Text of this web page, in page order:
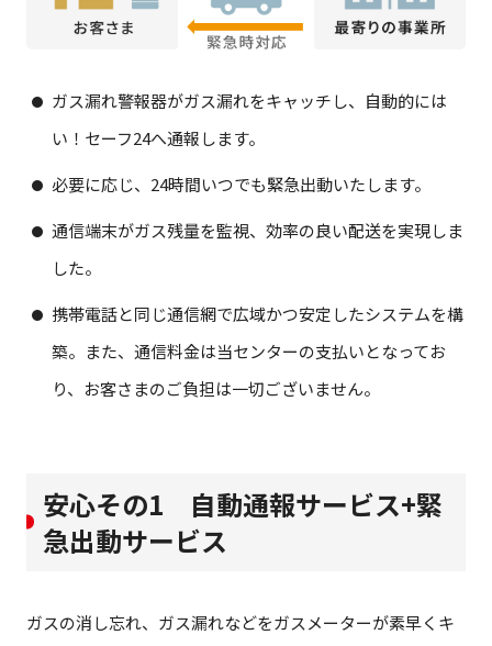
ガス漏れ警報器がガス漏れをキャッチし、自動的には
い！セーフ24へ通報します。
必要に応じ、24時間いつでも緊急出動いたします。
通信端末がガス残量を監視、効率の良い配送を実現しま
した。
携帯電話と同じ通信網で広域かつ安定したシステムを構
築。また、通信料金は当センターの支払いとなってお
り、お客さまのご負担は一切ございません。
安心その1 自動通報サービス+緊
急出動サービス
ガスの消し忘れ、ガス漏れなどをガスメーターが素早くキ